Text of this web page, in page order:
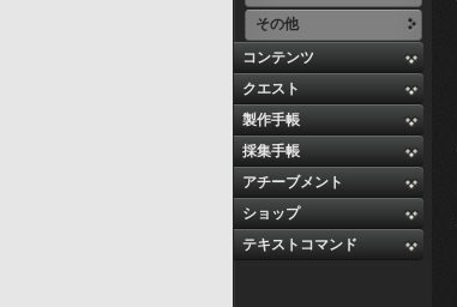
その他
コンテンツ
クエスト
製作手帳
採集手帳
アチーブメント
ショップ
テキストコマンド